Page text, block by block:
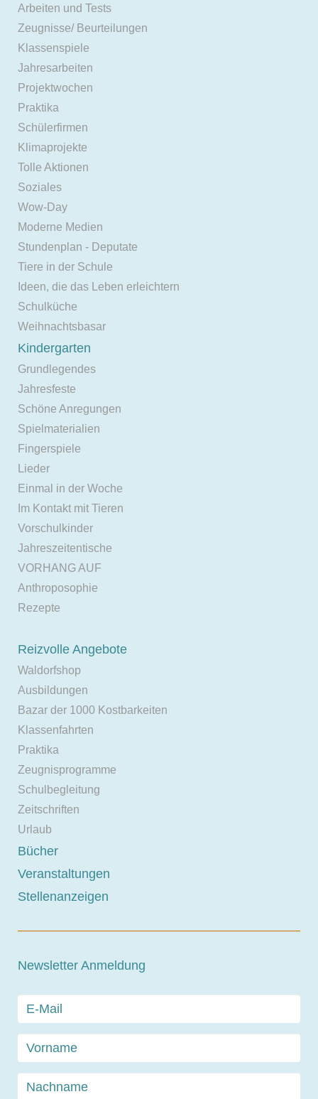
Arbeiten und Tests
Zeugnisse/ Beurteilungen
Klassenspiele
Jahresarbeiten
Projektwochen
Praktika
Schülerfirmen
Klimaprojekte
Tolle Aktionen
Soziales
Wow-Day
Moderne Medien
Stundenplan - Deputate
Tiere in der Schule
Ideen, die das Leben erleichtern
Schulküche
Weihnachtsbasar
Kindergarten
Grundlegendes
Jahresfeste
Schöne Anregungen
Spielmaterialien
Fingerspiele
Lieder
Einmal in der Woche
Im Kontakt mit Tieren
Vorschulkinder
Jahreszeitentische
VORHANG AUF
Anthroposophie
Rezepte
Reizvolle Angebote
Waldorfshop
Ausbildungen
Bazar der 1000 Kostbarkeiten
Klassenfahrten
Praktika
Zeugnisprogramme
Schulbegleitung
Zeitschriften
Urlaub
Bücher
Veranstaltungen
Stellenanzeigen
Newsletter Anmeldung